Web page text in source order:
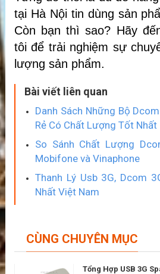
tại Hà Nội tin dùng sản
Còn bạn thì sao? Hãy
tôi để trải nghiệm sự
lượng sản phẩm.
Bài viết liên quan
Danh Sách Những Bộ
Rẻ Có Chất Lượng Tốt Nhất
So Sánh Chất Lượng
Mobifone và Vinaphone
Thanh Lý Usb 3G, Dcom
Nhất Việt Nam
CÙNG CHUYÊN MỤC
Tổng Hợp USB 3G